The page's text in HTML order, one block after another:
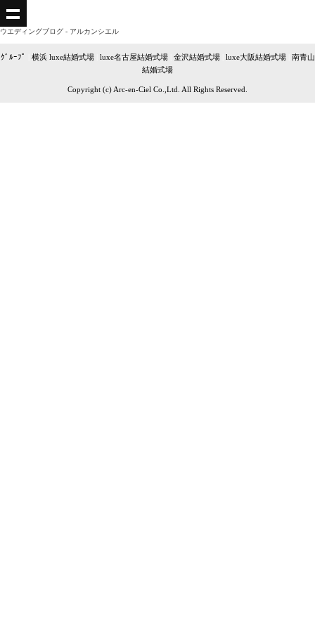
ウエディングブログ - アルカンシエル
ｸﾞﾙｰﾌﾟ 横浜 luxe結婚式場| luxe名古屋結婚式場 金沢結婚式場| luxe大阪結婚式場| 南青山
結婚式場
Copyright (c) Arc-en-Ciel Co.,Ltd. All Rights Reserved.